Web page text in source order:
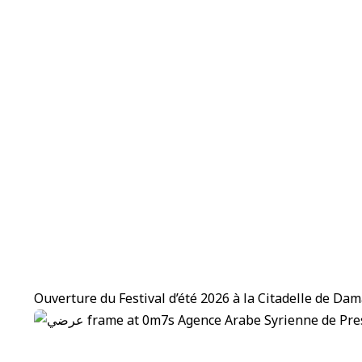
Ouverture du Festival d’été 2026 à la Citadelle de